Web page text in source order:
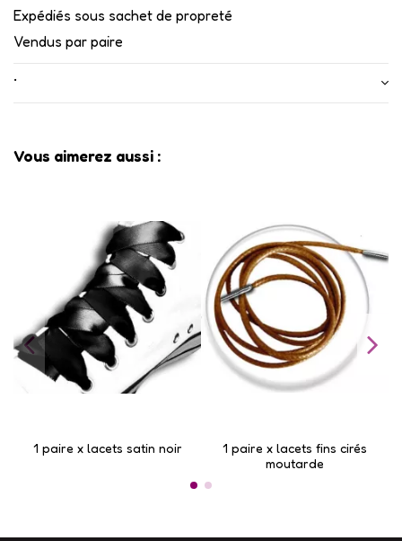
Expédiés sous sachet de propreté
Vendus par paire
•
Vous aimerez aussi :
1 paire x lacets satin noir
1 paire x lacets fins cirés
moutarde